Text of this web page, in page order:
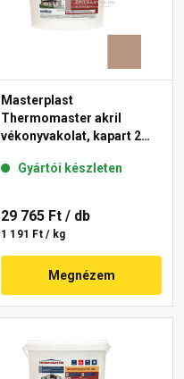
Masterplast
Thermomaster akril
vékonyvakolat, kapart 2
Gyártói készleten
29 765 Ft / db
1 191 Ft / kg
Megnézem